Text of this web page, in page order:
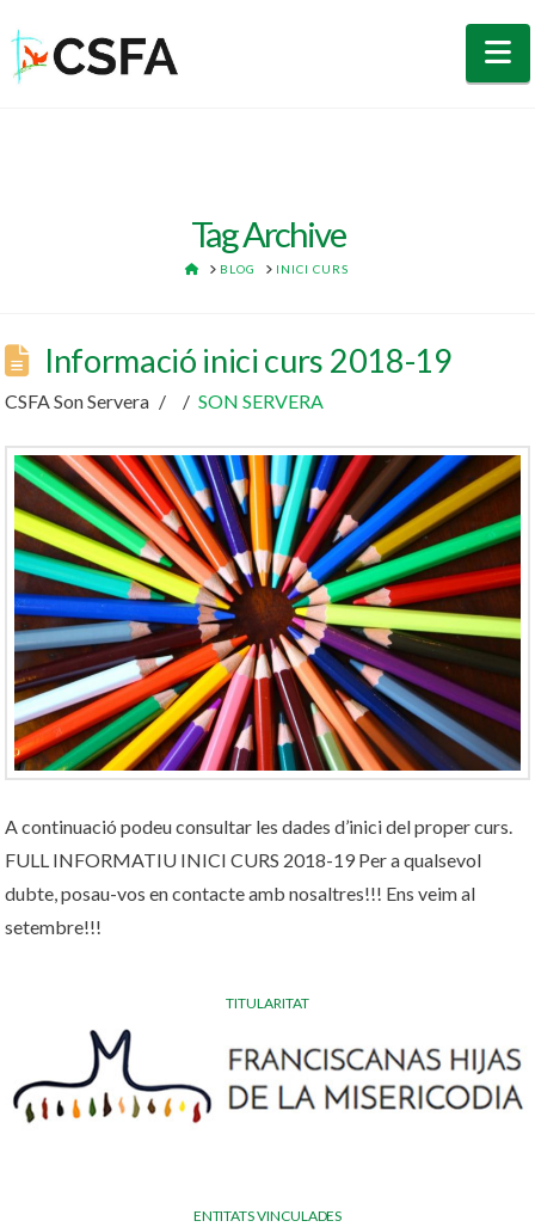
Tag Archive
HOME
BLOG INICI CURS
Informació inici curs 2018-19
CSFA Son Servera SON SERVERA
A continuació podeu consultar les dades d’inici del proper curs.
FULL INFORMATIU INICI CURS 2018-19 Per a qualsevol
dubte, posau-vos en contacte amb nosaltres!!! Ens veim al
setembre!!!
TITULARITAT
ENTITATS VINCULADES